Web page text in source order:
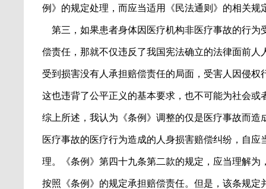
例》的规定处理，而应当适用《民法通则》的相关规
第三，如果患者身体因医疗机构非医疗事故的行为
偿责任，那就不仅违反了我国宪法确立的法律面前人
受到损害没有人承担赔偿责任的局面，受害人因侵
这也违背了公平正义的基本要求，也不可能为社会或
综上所述，我认为《条例》调整的仅是医疗事故而造
医疗事故的医疗行为造成的人身损害赔偿纠纷，自
理。《条例》第四十九条第二款的规定，应当理解为
按照《条例》的规定承担赔偿责任。但是，该条规定